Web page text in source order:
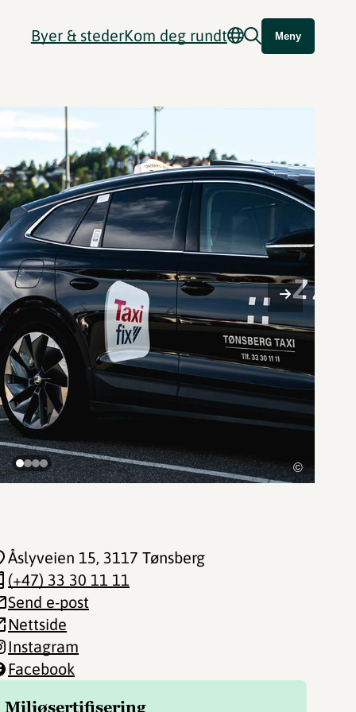
Byer & stederKom deg rundt Meny
©
Åslyveien 15, 3117 Tønsberg
(+47) 33 30 11 11
Send e-post
Nettside
Instagram
Facebook
Miljøsertifisering